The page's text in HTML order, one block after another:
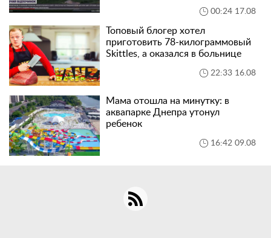
00:24 17.08
Топовый блогер хотел
приготовить 78-килограммовый
Skittles, а оказался в больнице
22:33 16.08
Мама отошла на минутку: в
аквапарке Днепра утонул
ребенок
16:42 09.08